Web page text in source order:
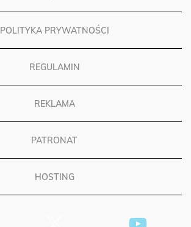
POLITYKA PRYWATNOŚCI
REGULAMIN
REKLAMA
PATRONAT
HOSTING